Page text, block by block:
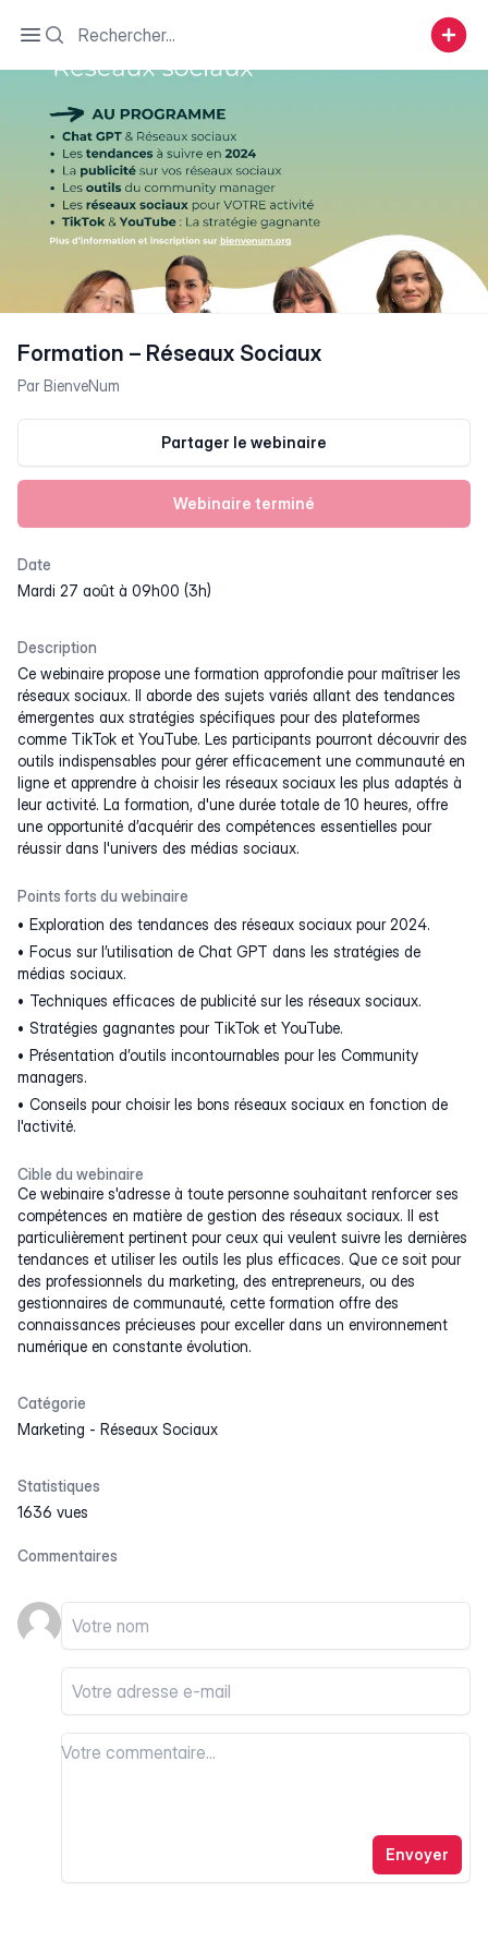
Open sidebar
Search
Formation – Réseaux Sociaux
ParBienveNum
Partager le webinaire
Webinaire terminé
Date
mardi 27 août à 09h00 (3h)
Description
Ce webinaire propose une formation approfondie pour maîtriser les
réseaux sociaux. Il aborde des sujets variés allant des tendances
émergentes aux stratégies spécifiques pour des plateformes
comme TikTok et YouTube. Les participants pourront découvrir des
outils indispensables pour gérer efficacement une communauté en
ligne et apprendre à choisir les réseaux sociaux les plus adaptés à
leur activité. La formation, d'une durée totale de 10 heures, offre
une opportunité d’acquérir des compétences essentielles pour
réussir dans l'univers des médias sociaux.
Points forts du webinaire
Exploration des tendances des réseaux sociaux pour 2024.
Focus sur l’utilisation de Chat GPT dans les stratégies de
médias sociaux.
Techniques efficaces de publicité sur les réseaux sociaux.
Stratégies gagnantes pour TikTok et YouTube.
Présentation d’outils incontournables pour les Community
managers.
Conseils pour choisir les bons réseaux sociaux en fonction de
l'activité.
Cible du webinaire
Ce webinaire s'adresse à toute personne souhaitant renforcer ses
compétences en matière de gestion des réseaux sociaux. Il est
particulièrement pertinent pour ceux qui veulent suivre les dernières
tendances et utiliser les outils les plus efficaces. Que ce soit pour
des professionnels du marketing, des entrepreneurs, ou des
gestionnaires de communauté, cette formation offre des
connaissances précieuses pour exceller dans un environnement
numérique en constante évolution.
Catégorie
Marketing - Réseaux Sociaux
Statistiques
1636 vues
Commentaires
Votre nom
Votre email
Votre commentaire
Votre commentaire
Envoyer